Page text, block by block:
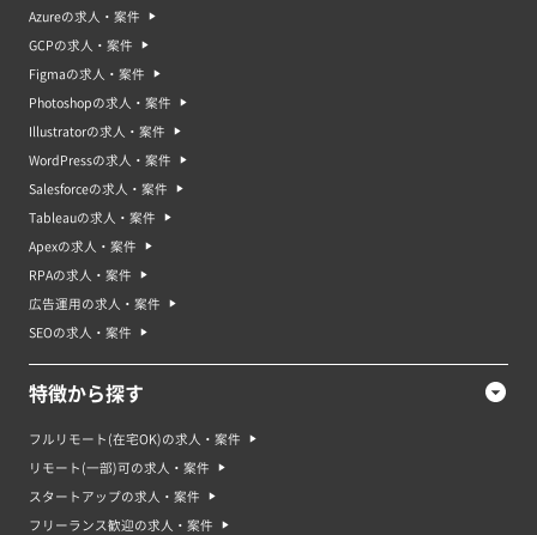
Azureの求人・案件
GCPの求人・案件
Figmaの求人・案件
Photoshopの求人・案件
Illustratorの求人・案件
WordPressの求人・案件
Salesforceの求人・案件
Tableauの求人・案件
Apexの求人・案件
RPAの求人・案件
広告運用の求人・案件
SEOの求人・案件
特徴から探す
フルリモート(在宅OK)の求人・案件
リモート(一部)可の求人・案件
スタートアップの求人・案件
フリーランス歓迎の求人・案件